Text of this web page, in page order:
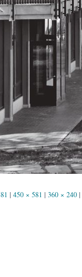
| 450 × 581 | 360 × 240 |